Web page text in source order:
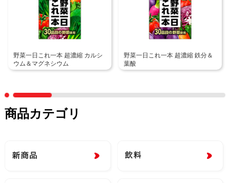
野菜一日これ一本 超濃縮 カルシ
ウム＆マグネシウム
野菜一日これ一本 超濃縮 鉄分＆
葉酸
商品カテゴリ